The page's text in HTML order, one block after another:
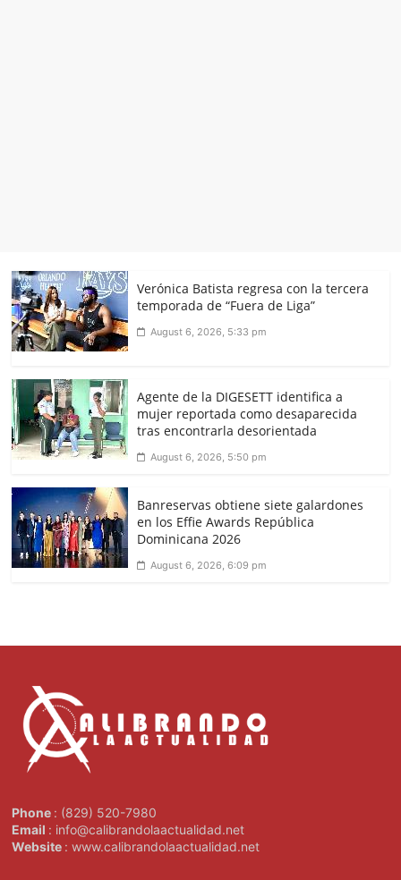
Verónica Batista regresa con la tercera
temporada de “Fuera de Liga”
August 6, 2026, 5:33 pm
Agente de la DIGESETT identifica a
mujer reportada como desaparecida
tras encontrarla desorientada
August 6, 2026, 5:50 pm
Banreservas obtiene siete galardones
en los Effie Awards República
Dominicana 2026
August 6, 2026, 6:09 pm
Phone : (829) 520-7980
Email : info@calibrandolaactualidad.net
Website : www.calibrandolaactualidad.net